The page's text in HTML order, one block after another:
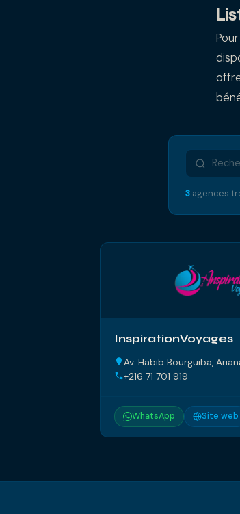
3 agences
InspirationVoyages
Av. Habib Bourguiba,
+216 71 701 919
WhatsApp Site web